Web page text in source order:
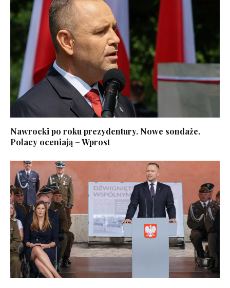
Nawrocki po roku prezydentury. Nowe sondaże.
Polacy oceniają – Wprost